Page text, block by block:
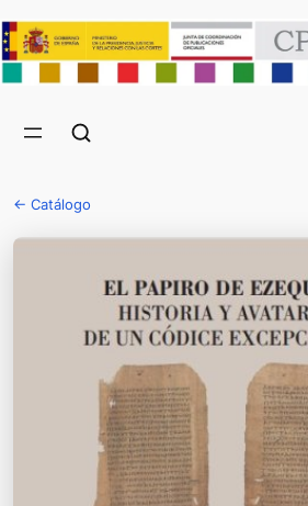
← Catálogo